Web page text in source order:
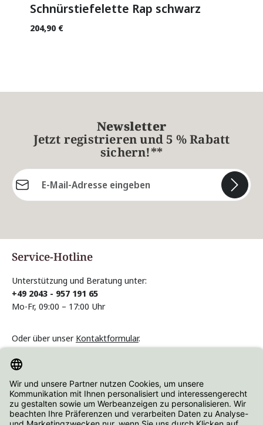
Schnürstiefelette Rap schwarz
204,90 €
Newsletter
Jetzt registrieren und 5 % Rabatt
sichern!**
E-Mail-Adresse*
Service-Hotline
Unterstützung und Beratung unter:
+49 2043 - 957 191 65
Mo-Fr, 09:00 – 17:00 Uhr
Oder über unser Kontaktformular.
Informationen